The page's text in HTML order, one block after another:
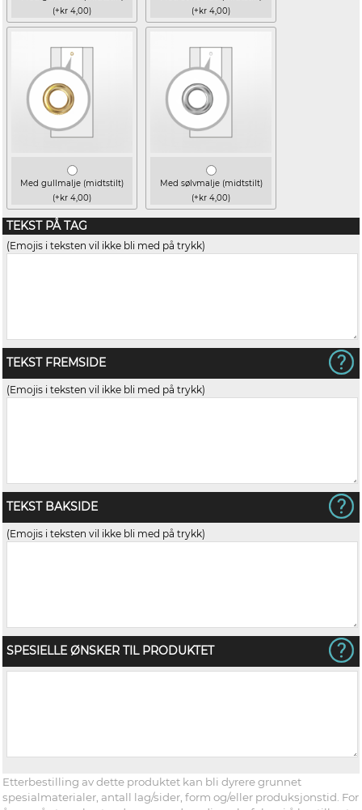
(+kr 4,00)
(+kr 4,00)
Med gullmalje (midtstilt)
(+kr 4,00)
Med sølvmalje (midtstilt)
(+kr 4,00)
TEKST PÅ TAG
(Emojis i teksten vil ikke bli med på trykk)
TEKST FREMSIDE
(Emojis i teksten vil ikke bli med på trykk)
TEKST BAKSIDE
(Emojis i teksten vil ikke bli med på trykk)
SPESIELLE ØNSKER TIL PRODUKTET
Etterbestilling av dette produktet kan bli dyrere grunnet
spesialmaterialer, antall lag/sider, form og/eller produksjonstid. For